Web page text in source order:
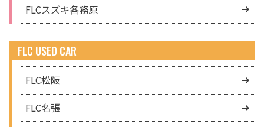
FLCスズキ各務原
FLC USED CAR
FLC松阪
FLC名張